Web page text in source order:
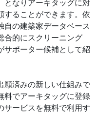
となりアーキタッグに対
することができます。依
自の建築家データベース
合的にスクリーニング
サポーター候補として紹
願済みの新しい仕組みで
料でアーキタッグに登録
サービスを無料で利用す